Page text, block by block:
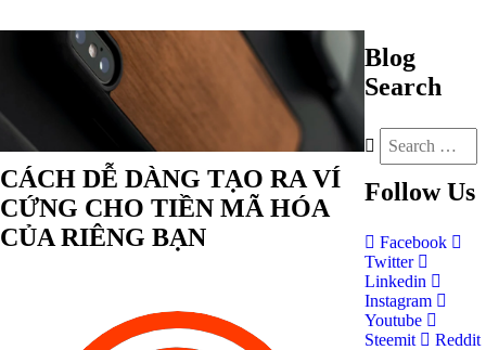
CÁCH DỄ DÀNG TẠO RA VÍ
CỨNG CHO TIỀN MÃ HÓA
CỦA RIÊNG BẠN
Blog
Search
Follow Us
Facebook
Twitter
Linkedin
Instagram
Youtube
Steemit
Reddit